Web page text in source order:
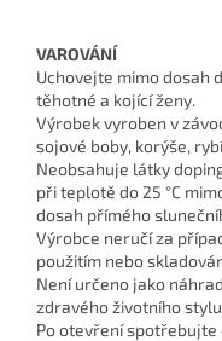
VAROVÁNÍ
Uchovejte mimo dosah
těhotné a kojící ženy.
Výrobek vyroben v
sojové boby, korýše,
Neobsahuje látky
při teplotě do 25 °C
dosah přímého
Výrobce neručí za
použitím nebo
Není určeno jako
zdravého životního
Po otevření spotřebujte